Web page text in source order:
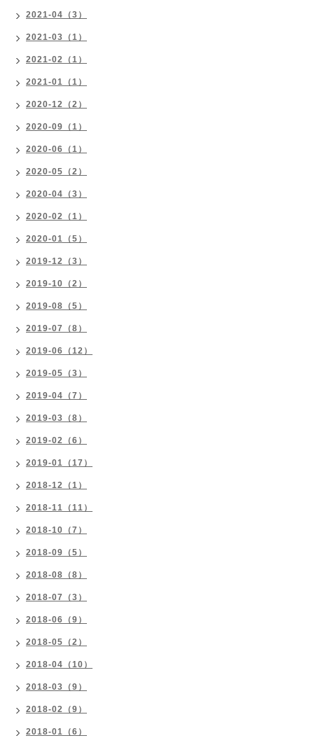
2021-04（3）
2021-03（1）
2021-02（1）
2021-01（1）
2020-12（2）
2020-09（1）
2020-06（1）
2020-05（2）
2020-04（3）
2020-02（1）
2020-01（5）
2019-12（3）
2019-10（2）
2019-08（5）
2019-07（8）
2019-06（12）
2019-05（3）
2019-04（7）
2019-03（8）
2019-02（6）
2019-01（17）
2018-12（1）
2018-11（11）
2018-10（7）
2018-09（5）
2018-08（8）
2018-07（3）
2018-06（9）
2018-05（2）
2018-04（10）
2018-03（9）
2018-02（9）
2018-01（6）